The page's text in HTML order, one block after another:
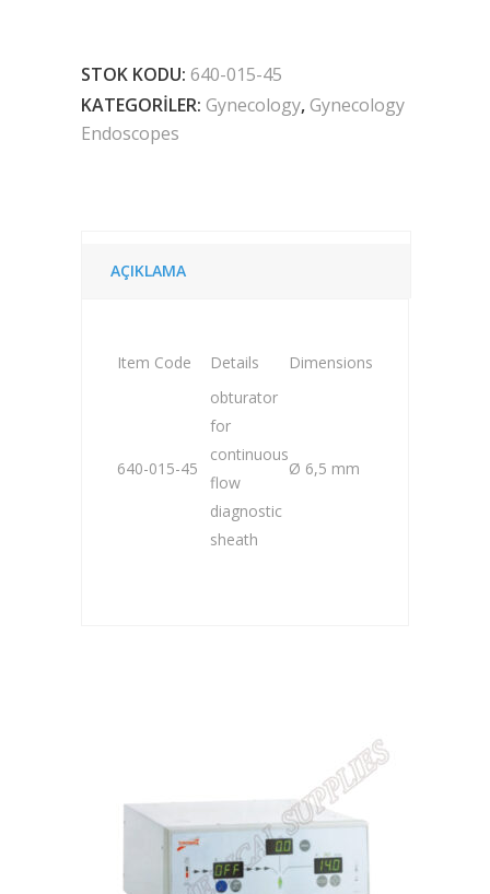
STOK KODU: 640-015-45
KATEGORILER: Gynecology,Gynecology
Endoscopes
AÇIKLAMA
Item Code Details Dimensions
640-015-45
obturator
for
continuous
flow
diagnostic
sheath
Ø 6,5 mm